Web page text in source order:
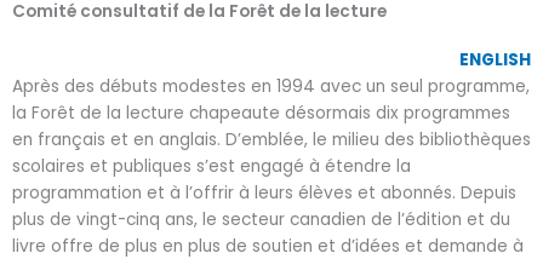
Comité consultatif de la Forêt de la lecture
ENGLISH
Après des débuts modestes en 1994 avec un seul programme,
la Forêt de la lecture chapeaute désormais dix programmes
en français et en anglais. D’emblée, le milieu des bibliothèques
scolaires et publiques s’est engagé à étendre la
programmation et à l’offrir à leurs élèves et abonnés. Depuis
plus de vingt-cinq ans, le secteur canadien de l’édition et du
livre offre de plus en plus de soutien et d’idées et demande à